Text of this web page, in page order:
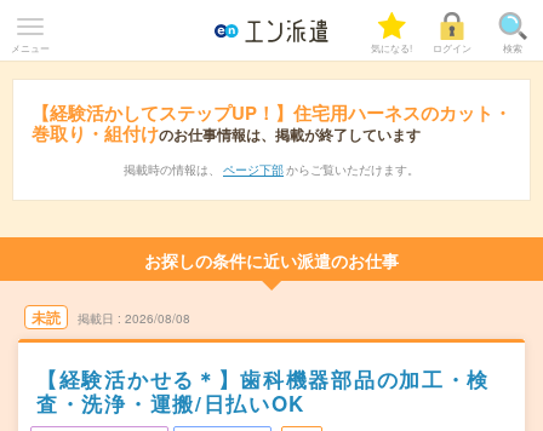
メニュー 気になる! ログイン 検索
【経験活かしてステップUP！】住宅用ハーネスのカット・
巻取り・組付けのお仕事情報は、掲載が終了しています
掲載時の情報は、 ページ下部 からご覧いただけます。
お探しの条件に近い派遣のお仕事
未読 掲載日 2026/08/08
【経験活かせる＊】歯科機器部品の加工・検
査・洗浄・運搬/日払いOK